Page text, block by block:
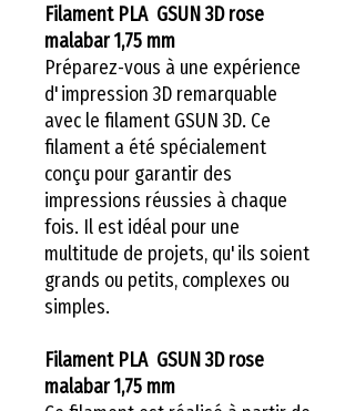
Filament PLA GSUN 3D rose
malabar 1,75 mm
Préparez-vous à une expérience
d'impression 3D remarquable
avec le filament GSUN 3D. Ce
filament a été spécialement
conçu pour garantir des
impressions réussies à chaque
fois. Il est idéal pour une
multitude de projets, qu'ils soient
grands ou petits, complexes ou
simples.
Filament PLA GSUN 3D rose
malabar 1,75 mm